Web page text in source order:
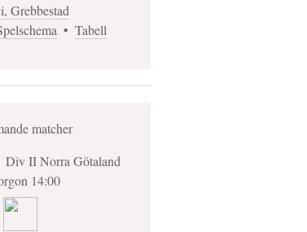
Grebbestad
• Tabell
matcher
Div II Norra Götaland
14:00